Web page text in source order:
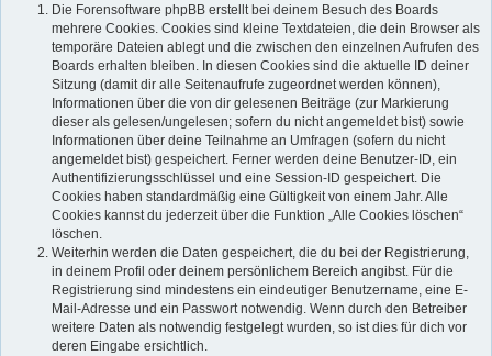
Die Forensoftware phpBB erstellt bei deinem Besuch des Boards
mehrere Cookies. Cookies sind kleine Textdateien, die dein Browser als
temporäre Dateien ablegt und die zwischen den einzelnen Aufrufen des
Boards erhalten bleiben. In diesen Cookies sind die aktuelle ID deiner
Sitzung (damit dir alle Seitenaufrufe zugeordnet werden können),
Informationen über die von dir gelesenen Beiträge (zur Markierung
dieser als gelesen/ungelesen; sofern du nicht angemeldet bist) sowie
Informationen über deine Teilnahme an Umfragen (sofern du nicht
angemeldet bist) gespeichert. Ferner werden deine Benutzer-ID, ein
Authentifizierungsschlüssel und eine Session-ID gespeichert. Die
Cookies haben standardmäßig eine Gültigkeit von einem Jahr. Alle
Cookies kannst du jederzeit über die Funktion „Alle Cookies löschen“
löschen.
Weiterhin werden die Daten gespeichert, die du bei der Registrierung,
in deinem Profil oder deinem persönlichem Bereich angibst. Für die
Registrierung sind mindestens ein eindeutiger Benutzername, eine E-
Mail-Adresse und ein Passwort notwendig. Wenn durch den Betreiber
weitere Daten als notwendig festgelegt wurden, so ist dies für dich vor
deren Eingabe ersichtlich.